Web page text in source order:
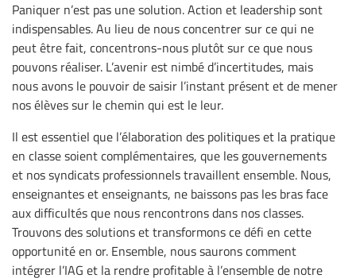
Paniquer n’est pas une solution. Action et leadership sont
indispensables. Au lieu de nous concentrer sur ce qui ne
peut être fait, concentrons-nous plutôt sur ce que nous
pouvons réaliser. L’avenir est nimbé d’incertitudes, mais
nous avons le pouvoir de saisir l’instant présent et de mener
nos élèves sur le chemin qui est le leur.
Il est essentiel que l’élaboration des politiques et la pratique
en classe soient complémentaires, que les gouvernements
et nos syndicats professionnels travaillent ensemble. Nous,
enseignantes et enseignants, ne baissons pas les bras face
aux difficultés que nous rencontrons dans nos classes.
Trouvons des solutions et transformons ce défi en cette
opportunité en or. Ensemble, nous saurons comment
intégrer l’IAG et la rendre profitable à l’ensemble de notre